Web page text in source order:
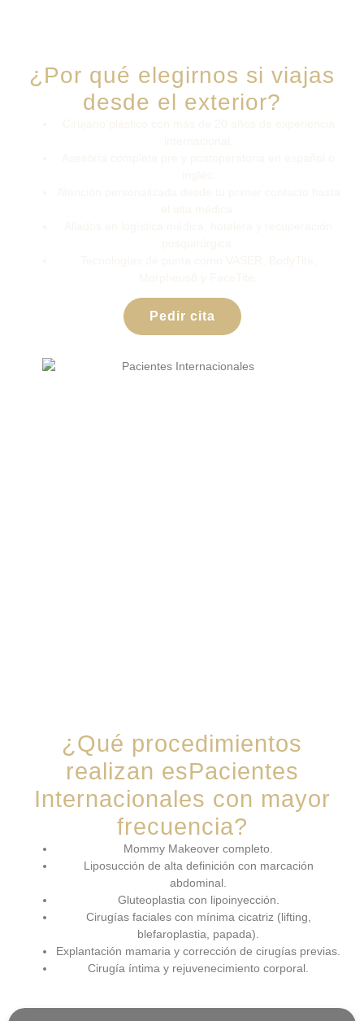
¿Por qué elegirnos si viajas
desde el exterior?
Pedir cita
¿Qué procedimientos
realizan esPacientes
Internacionales con mayor
frecuencia?
Mommy Makeover completo.
Liposucción de alta definición con marcación
abdominal.
Gluteoplastia con lipoinyección.
Cirugías faciales con mínima cicatriz (lifting,
blefaroplastia, papada).
Explantación mamaria y corrección de cirugías previas.
Cirugía íntima y rejuvenecimiento corporal.